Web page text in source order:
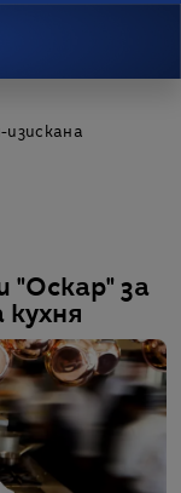
изискана
"Оскар" за